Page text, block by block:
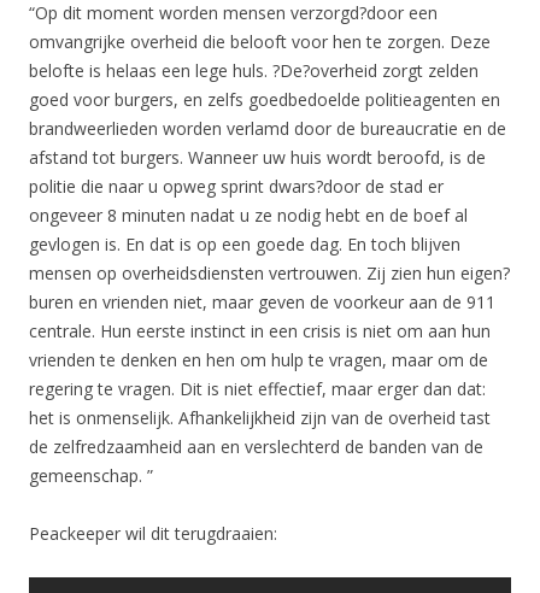
“Op dit moment worden mensen verzorgd?door een
omvangrijke overheid die belooft voor hen te zorgen. Deze
belofte is helaas een lege huls. ?De?overheid zorgt zelden
goed voor burgers, en zelfs goedbedoelde politieagenten en
brandweerlieden worden verlamd door de bureaucratie en de
afstand tot burgers. Wanneer uw huis wordt beroofd, is de
politie die naar u opweg sprint dwars?door de stad er
ongeveer 8 minuten nadat u ze nodig hebt en de boef al
gevlogen is. En dat is op een goede dag. En toch blijven
mensen op overheidsdiensten vertrouwen. Zij zien hun eigen?
buren en vrienden niet, maar geven de voorkeur aan de 911
centrale. Hun eerste instinct in een crisis is niet om aan hun
vrienden te denken en hen om hulp te vragen, maar om de
regering te vragen. Dit is niet effectief, maar erger dan dat:
het is onmenselijk. Afhankelijkheid zijn van de overheid tast
de zelfredzaamheid aan en verslechterd de banden van de
gemeenschap. ”
Peackeeper wil dit terugdraaien: